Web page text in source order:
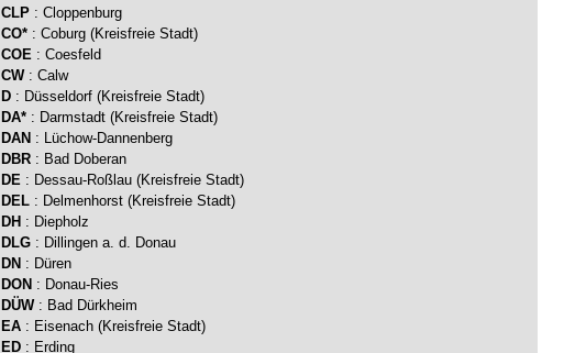
CLP : Cloppenburg
CO* : Coburg (Kreisfreie Stadt)
COE : Coesfeld
CW: Calw
D : Düsseldorf (Kreisfreie Stadt)
DA* : Darmstadt (Kreisfreie Stadt)
DAN : Lüchow-Dannenberg
DBR : Bad Doberan
DE : Dessau-Roßlau (Kreisfreie Stadt)
DEL : Delmenhorst (Kreisfreie Stadt)
DH : Diepholz
DLG : Dillingen a. d. Donau
DN : Düren
DON : Donau-Ries
DÜW: Bad Dürkheim
EA : Eisenach (Kreisfreie Stadt)
ED : Erding